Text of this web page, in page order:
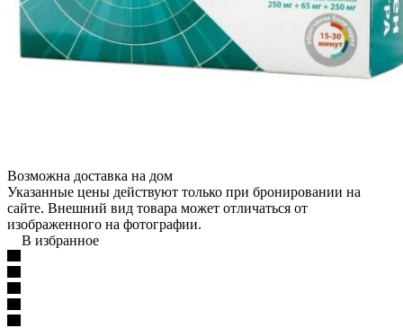
Возможна доставка на дом
Указанные цены действуют только при бронировании на
сайте. Внешний вид товара может отличаться от
изображенного на фотографии.
В избранное